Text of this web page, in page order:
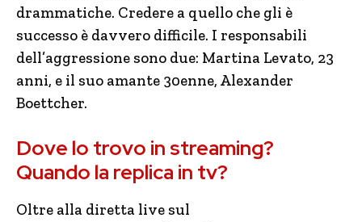
drammatiche. Credere a quello che gli è
successo è davvero difficile. I responsabili
dell’aggressione sono due: Martina Levato, 23
anni, e il suo amante 30enne, Alexander
Boettcher.
Dove lo trovo in streaming?
Quando la replica in tv?
Oltre alla diretta live sul